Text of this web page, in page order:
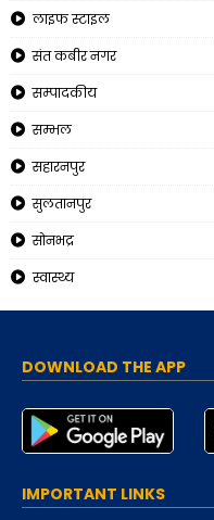
लाइफ स्टाइल
संत कबीर नगर
सम्पादकीय
सम्भल
सहारनपुर
सुलतानपुर
सोनभद्र
स्वास्थ्य
DOWNLOAD THE APP
IMPORTANT LINKS